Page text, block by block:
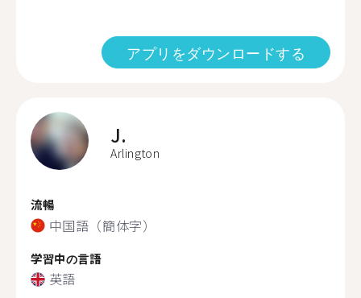
アプリをダウンロードする
J.
Arlington
流暢
中国語（簡体字）
学習中の言語
英語